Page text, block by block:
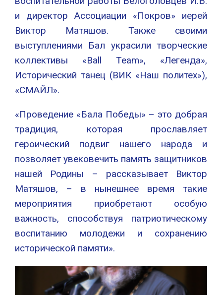
и директор Ассоциации «Покров» иерей
Виктор Матяшов. Также своими
выступлениями Бал украсили творческие
коллективы «Ball Team», «Легенда»,
Исторический танец (ВИК «Наш политех»),
«СМАЙЛ».
«Проведение «Бала Победы» – это добрая
традиция, которая прославляет
героический подвиг нашего народа и
позволяет увековечить память защитников
нашей Родины – рассказывает Виктор
Матяшов, – в нынешнее время такие
мероприятия приобретают особую
важность, способствуя патриотическому
воспитанию молодежи и сохранению
исторической памяти».